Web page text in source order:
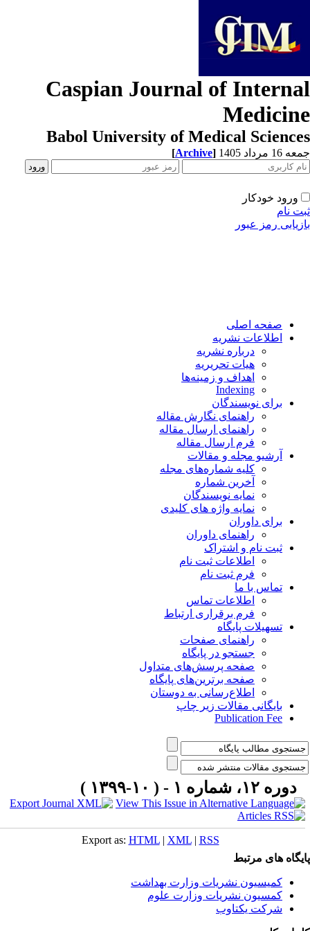
Caspian Journal of
Babol University of Medical
مرداد 1405 [Archive]
ورود خودکار
نام
رمز عبور
صفحه اصلی
اطلاعات نشریه
درباره نشریه
هیات تحریریه
اهداف و زمینه‌ها
Indexing
برای نویسندگان
راهنمای نگارش مقاله
راهنمای ارسال مقاله
فرم ارسال مقاله
آرشیو مجله و مقالات
کلیه شماره‌های مجله
آخرین شماره
نمایه نویسندگان
نمایه واژه های کلیدی
برای داوران
راهنمای داوران
ثبت نام و اشتراک
اطلاعات ثبت نام
فرم ثبت نام
تماس با ما
اطلاعات تماس
فرم برقراری ارتباط
تسهیلات پایگاه
راهنمای صفحات
جستجو در پایگاه
صفحه پرسش‌های متداول
صفحه برترین‌های پایگاه
اطلاع‌رسانی به دوستان
بایگانی مقالات زیر چاپ
Publication Fee
دوره ۱۲، شماره ۱ - ( ۱۰-۱۳۹۹ )
Export as:HTML |XML|RSS
های مرتبط
کمیسیون نشریات وزارت بهداشت
کمسیون نشریات وزارت علوم
شرکت یکتاوب